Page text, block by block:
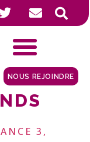
NOUS REJOINDRE
3,